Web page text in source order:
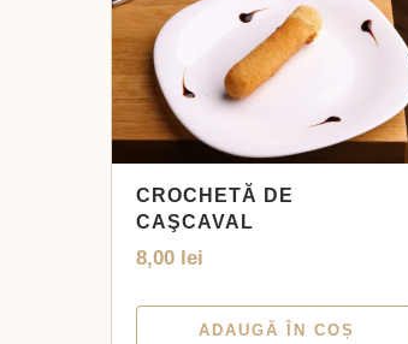
CROCHETĂ DE
CAŞCAVAL
8,00 lei
ADAUGĂ ÎN COȘ